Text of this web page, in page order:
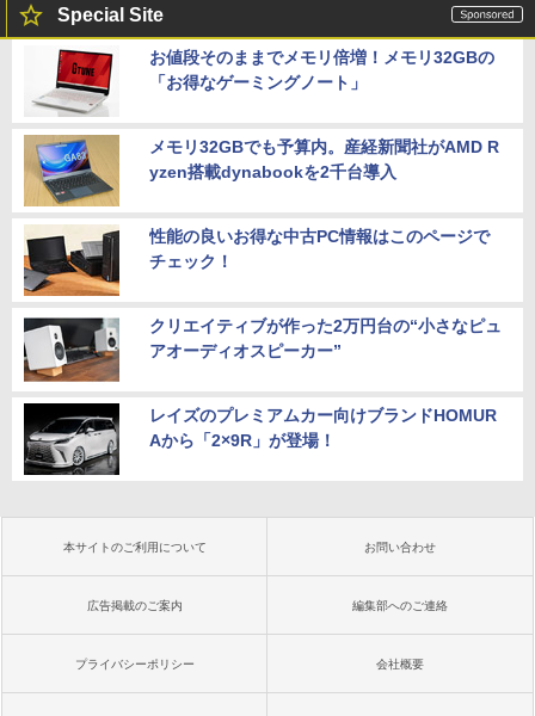
Special Site
お値段そのままでメモリ倍増！メモリ32GBの
「お得なゲーミングノート」
メモリ32GBでも予算内。産経新聞社がAMD R
yzen搭載dynabookを2千台導入
性能の良いお得な中古PC情報はこのページで
チェック！
クリエイティブが作った2万円台の“小さなピュ
アオーディオスピーカー”
レイズのプレミアムカー向けブランドHOMUR
Aから「2×9R」が登場！
本サイトのご利用について お問い合わせ
広告掲載のご案内 編集部へのご連絡
プライバシーポリシー 会社概要